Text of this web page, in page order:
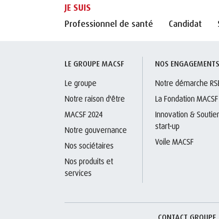
JE SUIS
Professionnel de santé
Candidat
LE GROUPE MACSF
Le groupe
Notre raison d'être
MACSF 2024
Notre gouvernance
Nos sociétaires
Nos produits et
services
NOS ENGAGEMENTS
Notre démarche
La Fondation MACSF
Innovation &
start-up
Voile MACSF
CONTACT GROUPE